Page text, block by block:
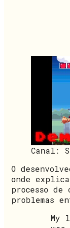
Canal:
O
onde
processo de
problemas
My